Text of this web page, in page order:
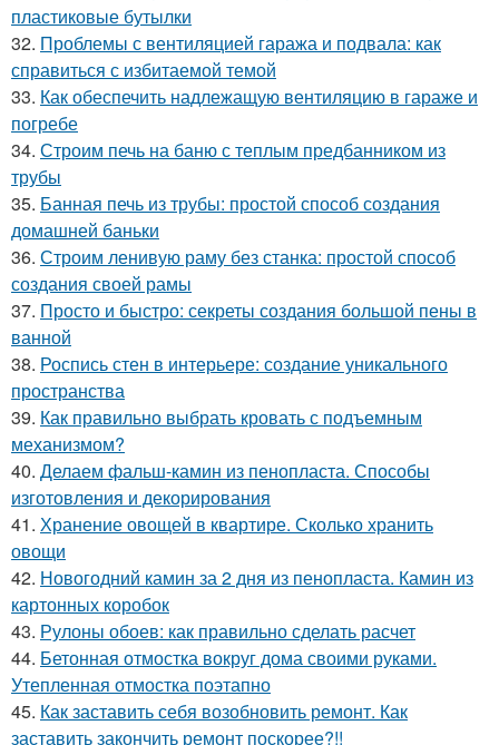
пластиковые бутылки
32. Проблемы с вентиляцией гаража и подвала: как
справиться с избитаемой темой
33. Как обеспечить надлежащую вентиляцию в гараже и
погребе
34. Строим печь на баню с теплым предбанником из
трубы
35. Банная печь из трубы: простой способ создания
домашней баньки
36. Строим ленивую раму без станка: простой способ
создания своей рамы
37. Просто и быстро: секреты создания большой пены в
ванной
38. Роспись стен в интерьере: создание уникального
пространства
39. Как правильно выбрать кровать с подъемным
механизмом?
40. Делаем фальш-камин из пенопласта. Способы
изготовления и декорирования
41. Хранение овощей в квартире. Сколько хранить
овощи
42. Новогодний камин за 2 дня из пенопласта. Камин из
картонных коробок
43. Рулоны обоев: как правильно сделать расчет
44. Бетонная отмостка вокруг дома своими руками.
Утепленная отмостка поэтапно
45. Как заставить себя возобновить ремонт. Как
заставить закончить ремонт поскорее?!!